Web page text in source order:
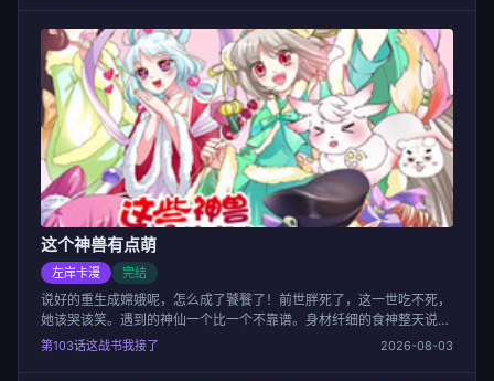
这个神兽有点萌
左岸卡漫 完结
说好的重生成嫦娥呢，怎么成了饕餮了！前世胖死了，这一世吃不死，
她该哭该笑。遇到的神仙一个比一个不靠谱。身材纤细的食神整天说吃
不胖。红色战袍的二郎神很骚包。月老MM是个腐女。能送我一个靠谱
第103话这战书我接了 2026-08-03